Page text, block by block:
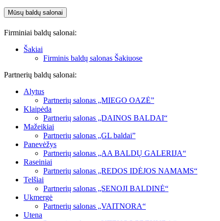
Mūsų baldų salonai
Firminiai baldų salonai:
Šakiai
Firminis baldų salonas Šakiuose
Partnerių baldų salonai:
Alytus
Partnerių salonas „MIEGO OAZĖ”
Klaipėda
Partnerių salonas „DAINOS BALDAI“
Mažeikiai
Partnerių salonas „GL baldai”
Panevėžys
Partnerių salonas „AA BALDŲ GALERIJA“
Raseiniai
Partnerių salonas „REDOS IDĖJOS NAMAMS“
Telšiai
Partnerių salonas „SENOJI BALDINĖ“
Ukmergė
Partnerių salonas „VAITNORA“
Utena